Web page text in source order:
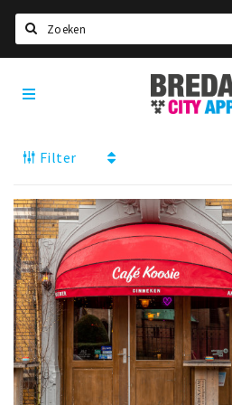
Home
Deals
Nieuws, interviews & blogs
Eten
Drinken
Slapen
Recreatief
Winkels
Breda
City
App
Filter